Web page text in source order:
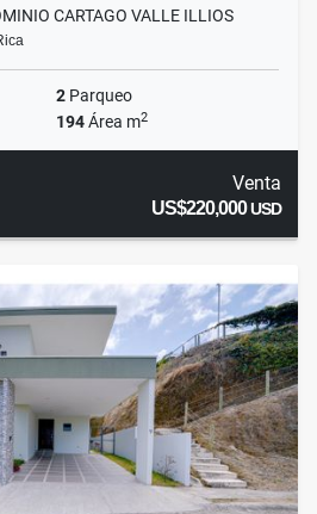
CARTAGO VALLE ILLIOS
2 Parqueo
194Área m2
Venta
US$220,000USD